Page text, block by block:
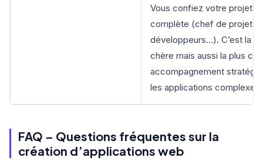
Vous confiez votre projet à
complète (chef de projet,
développeurs…). C’est la
chère mais aussi la plus
accompagnement
les applications complexes.
FAQ – Questions fréquentes sur la
création d’applications web